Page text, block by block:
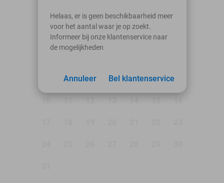
augustus 2026
Ma
Di Wo Do Vr
4 5 6 7 8
Helaas, er is geen beschikbaarheid meer
voor het aantal waar je op zoekt.
Informeer bij onze klantenservice naar
de mogelijkheden
Bel klantenservice
Annuleer